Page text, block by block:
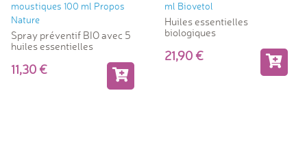
moustiques 100 ml Propos
Nature
Spray préventif BIO avec 5
huiles essentielles
11,30
ml Biovetol
Huiles essentielles
biologiques
21,90